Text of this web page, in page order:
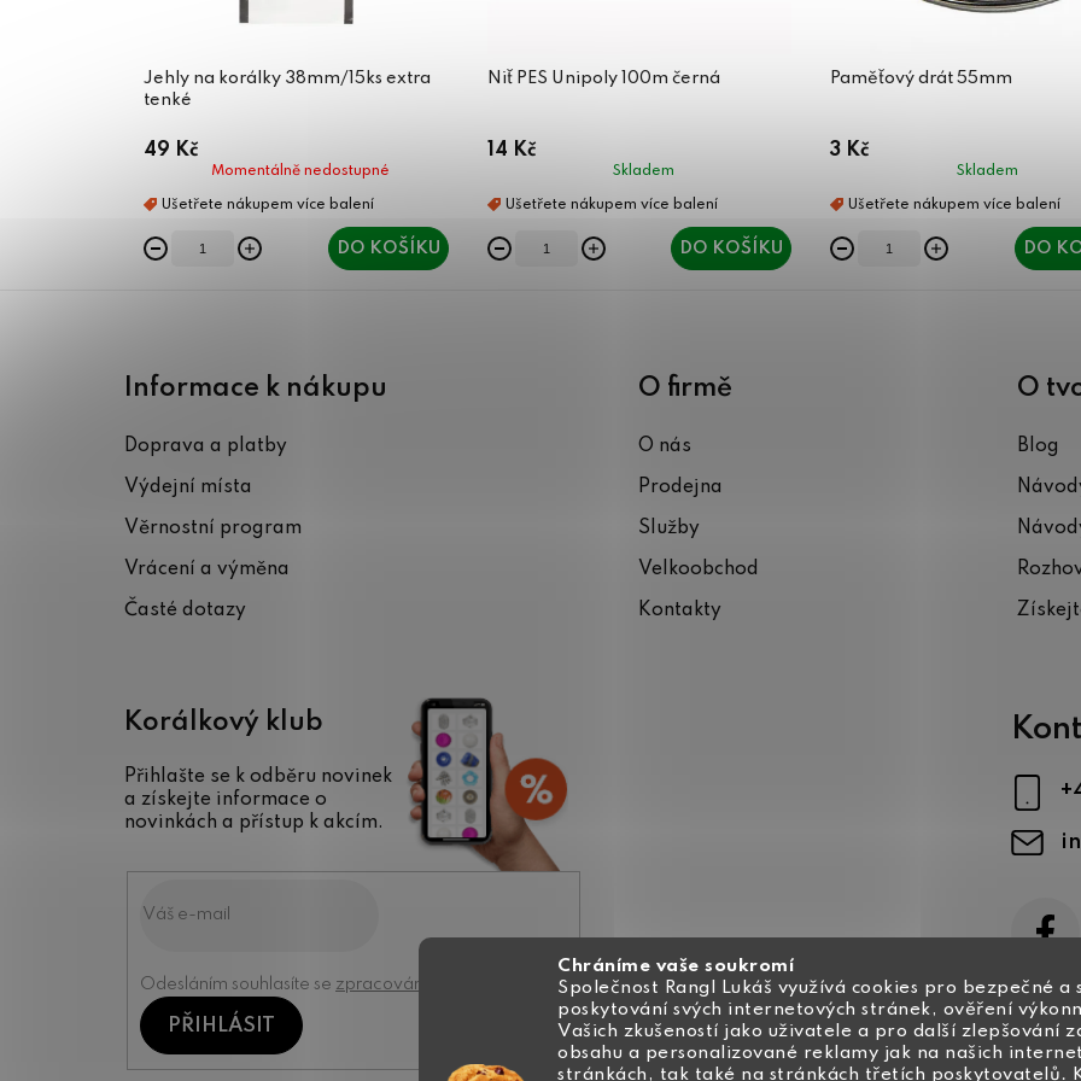
Chráníme vaše soukromí
Společnost Rangl Lukáš využívá cookies pro bezpečné a
poskytování svých internetových stránek, ověření
Vašich zkušeností jako uživatele a pro další zlepšování
obsahu a personalizované reklamy jak na našich
stránkách, tak také na stránkách třetích poskytovatelů.
Jehly na korálky 38mm/15ks extra
tenké
49 Kč
Momentálně nedostupné
DO KOŠÍKU
Niť PES Unipoly 100m černá
14 Kč
Skladem
DO KOŠÍKU
Paměťový drát 55mm
3 Kč
Skladem
DO
Informace k nákupu
Doprava a platby
Výdejní místa
Věrnostní program
Vrácení a výměna
Časté dotazy
O firmě
O nás
Prodejna
Služby
Velkoobchod
Kontakty
O
Blog
Korálkový klub
Přihlašte se k odběru novinek
a získejte informace o
novinkách a přístup k akcím.
Odesláním souhlasíte se zpracováním osobních údajů
PŘIHLÁSIT